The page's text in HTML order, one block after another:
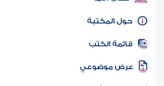
كتاب الأمة
المكتبة
الكتب